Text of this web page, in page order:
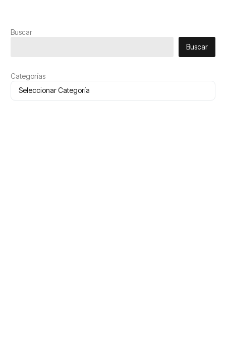
Buscar
Buscar
Categorías